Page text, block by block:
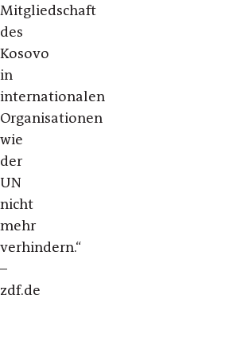
Mitgliedschaft
des
Kosovo
in
internationalen
Organisationen
wie
der
UN
nicht
mehr
verhindern.“
–
zdf.de